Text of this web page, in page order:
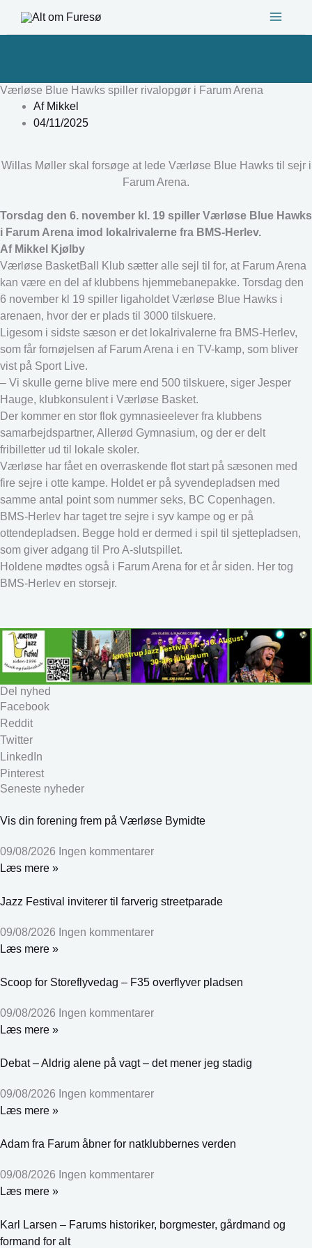
Værløse Blue Hawks spiller rivalopgør i Farum Arena
AfMikkel
04/11/2025
Willas Møller skal forsøge at lede Værløse Blue Hawks til sejr i
Farum Arena.
Torsdag den 6. november kl. 19 spiller Værløse Blue Hawks
i Farum Arena imod lokalrivalerne fra BMS-Herlev.
Af Mikkel Kjølby
Værløse BasketBall Klub sætter alle sejl til for, at Farum Arena
kan være en del af klubbens hjemmebanepakke. Torsdag den
6 november kl 19 spiller ligaholdet Værløse Blue Hawks i
arenaen, hvor der er plads til 3000 tilskuere.
Ligesom i sidste sæson er det lokalrivalerne fra BMS-Herlev,
som får fornøjelsen af Farum Arena i en TV-kamp, som bliver
vist på Sport Live.
– Vi skulle gerne blive mere end 500 tilskuere, siger Jesper
Hauge, klubkonsulent i Værløse Basket.
Der kommer en stor flok gymnasieelever fra klubbens
samarbejdspartner, Allerød Gymnasium, og der er delt
fribilletter ud til lokale skoler.
Værløse har fået en overraskende flot start på sæsonen med
fire sejre i otte kampe. Holdet er på syvendepladsen med
samme antal point som nummer seks, BC Copenhagen.
BMS-Herlev har taget tre sejre i syv kampe og er på
ottendepladsen. Begge hold er dermed i spil til sjettepladsen,
som giver adgang til Pro A-slutspillet.
Holdene mødtes også i Farum Arena for et år siden. Her tog
BMS-Herlev en storsejr.
Del nyhed
Facebook
Reddit
Twitter
LinkedIn
Pinterest
Seneste nyheder
Vis din forening frem på Værløse Bymidte
09/08/2026 Ingen kommentarer
Læs mere »
Jazz Festival inviterer til farverig streetparade
09/08/2026 Ingen kommentarer
Læs mere »
Scoop for Storeflyvedag – F35 overflyver pladsen
09/08/2026 Ingen kommentarer
Læs mere »
Debat – Aldrig alene på vagt – det mener jeg stadig
09/08/2026 Ingen kommentarer
Læs mere »
Adam fra Farum åbner for natklubbernes verden
09/08/2026 Ingen kommentarer
Læs mere »
Karl Larsen – Farums historiker, borgmester, gårdmand og
formand for alt